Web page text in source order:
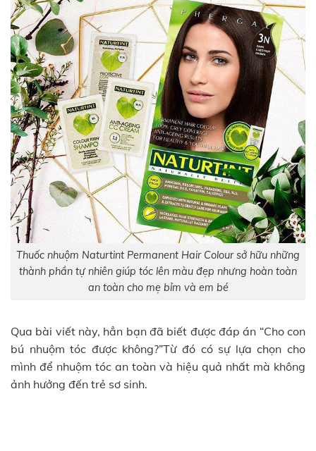
Thuốc nhuộm Naturtint Permanent Hair Colour sở hữu những
thành phần tự nhiên giúp tóc lên màu đẹp nhưng hoàn toàn
an toàn cho mẹ bỉm và em bé
Qua bài viết này, hẳn bạn đã biết được đáp án “Cho con
bú nhuộm tóc được không?”Từ đó có sự lựa chọn cho
mình để nhuộm tóc an toàn và hiệu quả nhất mà không
ảnh hưởng đến trẻ sơ sinh.